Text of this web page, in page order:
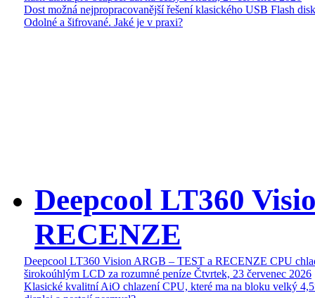
Dost možná nejpropracovanější řešení klasického USB Flash
Odolné a šifrované. Jaké je v praxi?
Deepcool LT360
RECENZE
Deepcool LT360 Vision ARGB – TEST a RECENZE CPU
širokoúhlým LCD za rozumné peníze Čtvrtek, 23 červenec 2026
Klasické kvalitní AiO chlazení CPU, které ma na bloku velký